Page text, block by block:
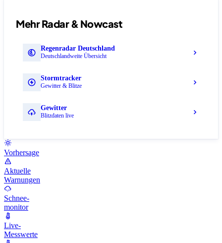
Mehr Radar & Nowcast
Regenradar Deutschland
Deutschlandweite Übersicht
Stormtracker
Gewitter & Blitze
Gewitter
Blitzdaten live
Vorhersage
Aktuelle
Warnungen
Schnee-
monitor
Live-
Messwerte